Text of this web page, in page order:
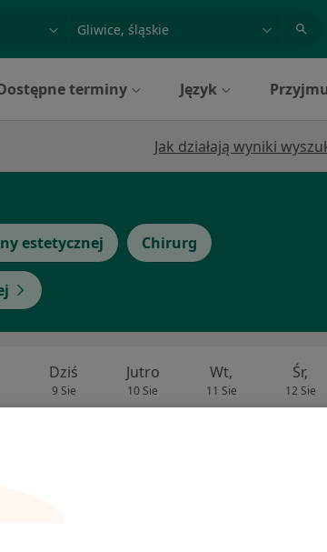
lub nazwiskomiasto lub dzielnica
terminy Język
Jak działają wyniki
estetycznej Chirurg
Dziś
9 Sie
Jutro
10 Sie
Wt,
11 Sie
Śr,
12 Sie